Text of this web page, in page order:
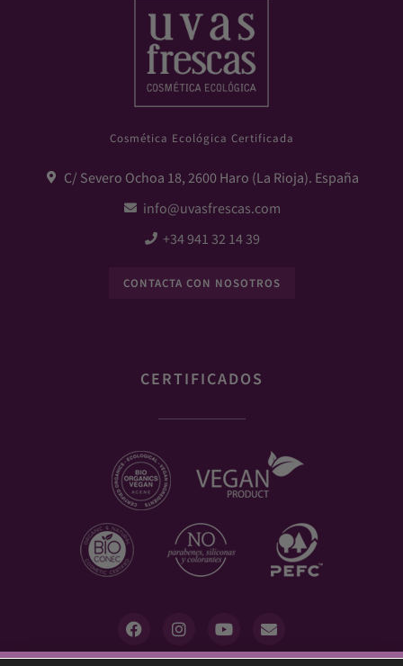
Cosmética Ecológica Certificada
C/ Severo Ochoa 18, 2600 Haro (La Rioja). España
info@uvasfrescas.com
+34 941 32 14 39
CONTACTA CON NOSOTROS
CERTIFICADOS